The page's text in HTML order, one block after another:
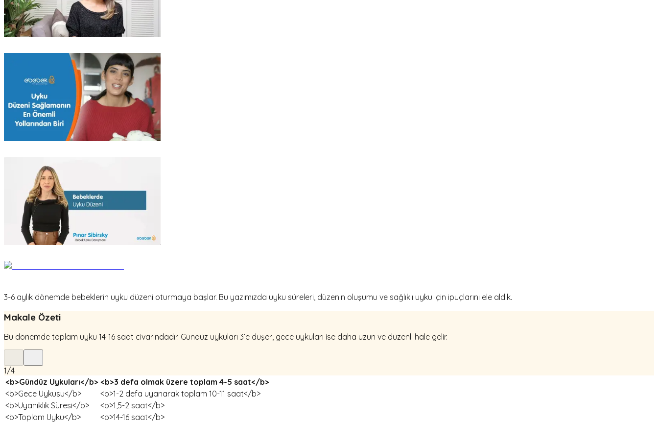
3-6 aylık dönemde bebeklerin uyku düzeni oturmaya başlar. Bu yazımızda uyku süreleri, düzenin oluşumu ve sağlıklı uyku için ipuçlarını ele aldık.
Makale Özeti
Bu dönemde toplam uyku 14-16 saat civarındadır. Gündüz uykuları 3’e düşer, gece uykuları ise daha uzun ve düzenli hale gelir.
1/4
<b>Gündüz Uykuları</b> <b>3 defa olmak üzere toplam 4-5 saat</b>
<b>Gece Uykusu</b>
<b>1-2 defa uyanarak toplam 10-11 saat</b>
<b>Uyanıklık Süresi</b>
<b>1,5-2 saat</b>
<b>Toplam Uyku</b>
<b>14-16 saat</b>